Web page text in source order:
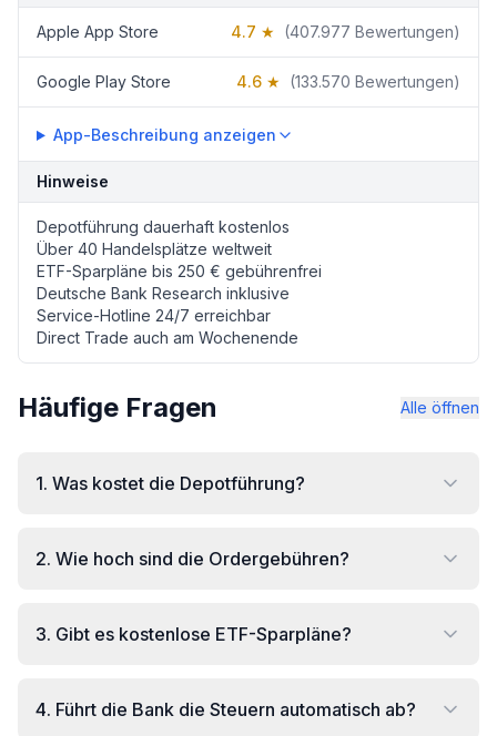
Apple App Store 4.7 ★ (407.977 Bewertungen)
Google Play Store 4.6 ★ (133.570 Bewertungen)
App-Beschreibung anzeigen
Hinweise
Depotführung dauerhaft kostenlos
Über 40 Handelsplätze weltweit
ETF-Sparpläne bis 250 € gebührenfrei
Deutsche Bank Research inklusive
Service-Hotline 24/7 erreichbar
Direct Trade auch am Wochenende
Häufige Fragen Alle öffnen
1. Was kostet die Depotführung?
2. Wie hoch sind die Ordergebühren?
3. Gibt es kostenlose ETF-Sparpläne?
4. Führt die Bank die Steuern automatisch ab?